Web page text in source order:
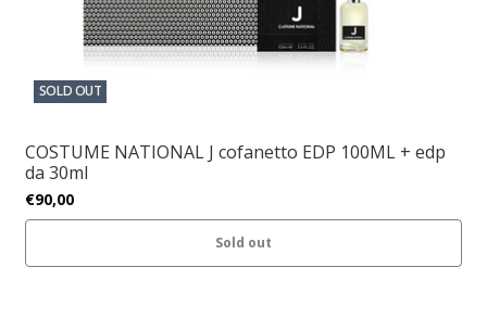
SOLD OUT
COSTUME NATIONAL J cofanetto EDP 100ML + edp
da 30ml
€90,00
Sold out